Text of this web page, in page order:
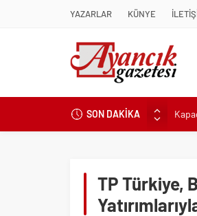
YAZARLAR KÜNYE
SON DAKİKA
TP Türkiye,